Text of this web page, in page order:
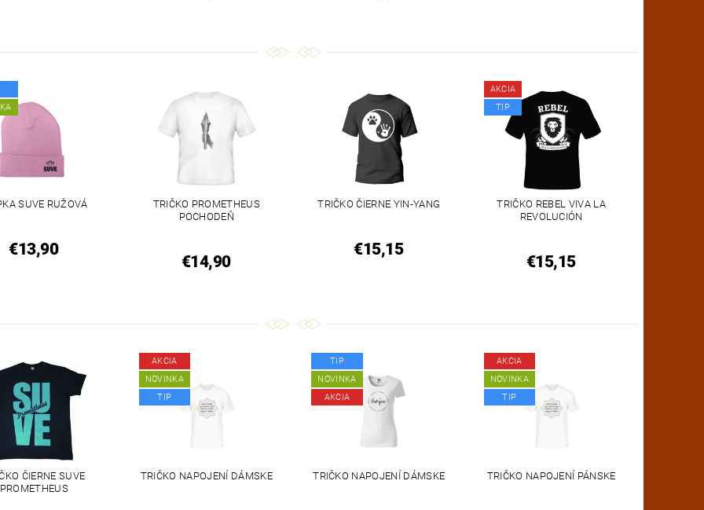
SUVE RUŽOVÁ
€13,90
TRIČKO PROMETHEUS
POCHODEŇ
€14,90
TRIČKO ČIERNE YIN-YANG
€15,15
AKCIA
TIP
TRIČKO REBEL VIVA LA
REVOLUCIÓN
€15,15
ČIERNE SUVE
PROMETHEUS
AKCIA
NOVINKA
TIP
TRIČKO NAPOJENÍ DÁMSKE
TIP
NOVINKA
AKCIA
TRIČKO NAPOJENÍ DÁMSKE
AKCIA
NOVINKA
TIP
TRIČKO NAPOJENÍ PÁNSKE